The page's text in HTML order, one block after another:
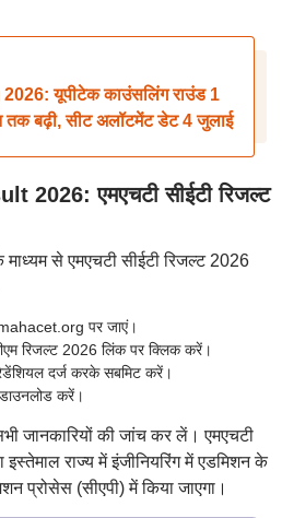
यूपीटेक काउंसलिंग राउंड 1
बढ़ी, सीट अलॉटमेंट डेट 4 जुलाई
2026: एमएचटी सीईटी रिजल्ट
माध्यम से एमएचटी सीईटी रिजल्ट 2026
पर जाएं।
रिजल्ट 2026 लिंक पर क्लिक करें।
दर्ज करके सबमिट करें।
करें।
जानकारियों की जांच कर लें। एमएचटी
इस्तेमाल राज्य में इंजीनियरिंग में एडमिशन के
प्रोसेस (सीएपी) में किया जाएगा।